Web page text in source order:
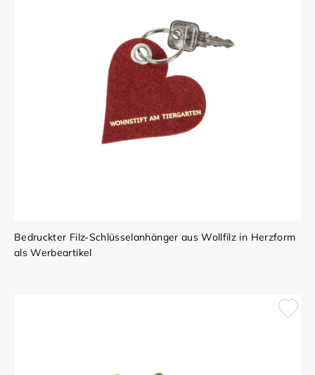
Bedruckter Filz-Schlüsselanhänger aus Wollfilz in Herzform
als Werbeartikel